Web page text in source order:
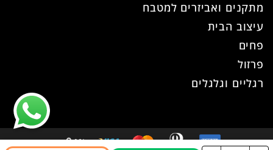
מתקנים ואביזרים למטבח
עיצוב הבית
פחים
פרזול
רגליים וגלגלים